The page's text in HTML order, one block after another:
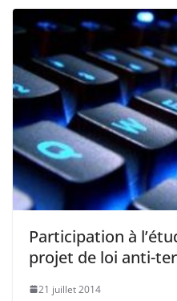
Participation à
projet de loi anti-
21 juillet 2014